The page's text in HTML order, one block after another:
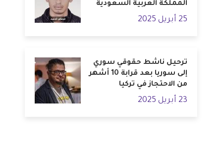
المملكة العربية السعودية
25 أبريل 2025
ترحيل ناشط حقوقي سوري
إلى سوريا بعد قرابة 10 أشهر
من الاحتجاز في تركيا
23 أبريل 2025